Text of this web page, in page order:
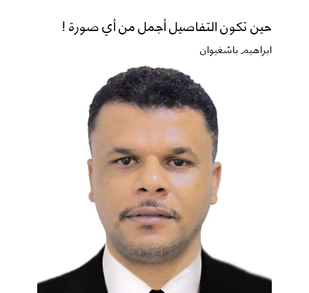
حين تكون التفاصيل أجمل من أي صورة !
ابراهيم باشغيوان